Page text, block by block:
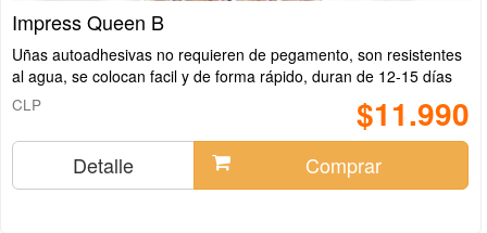
Impress Queen B
Uñas autoadhesivas no requieren de pegamento, son resistentes
al agua, se colocan facil y de forma rápido, duran de 12-15 días
$11.990
CLP
Detalle Comprar